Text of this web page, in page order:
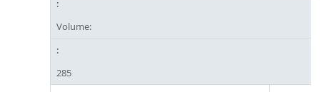
Volume:
285